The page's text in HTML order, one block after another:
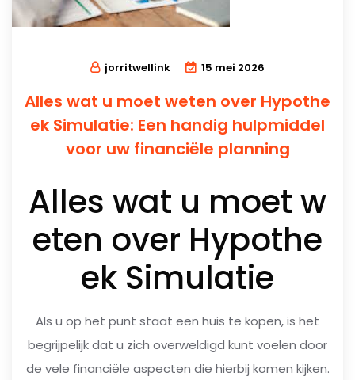
jorritwellink 15 mei 2026
Alles wat u moet weten over Hypothe
ek Simulatie: Een handig hulpmiddel
voor uw financiële planning
Alles wat u moet w
eten over Hypothe
ek Simulatie
Als u op het punt staat een huis te kopen, is het
begrijpelijk dat u zich overweldigd kunt voelen door
de vele financiële aspecten die hierbij komen kijken.